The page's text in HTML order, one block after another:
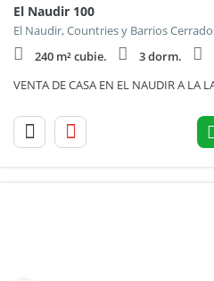
El Naudir 100
El Naudir, Countries y Barrios
240 m² cubie.
3 dorm.
VENTA DE CASA EN EL NAUDIR A LA